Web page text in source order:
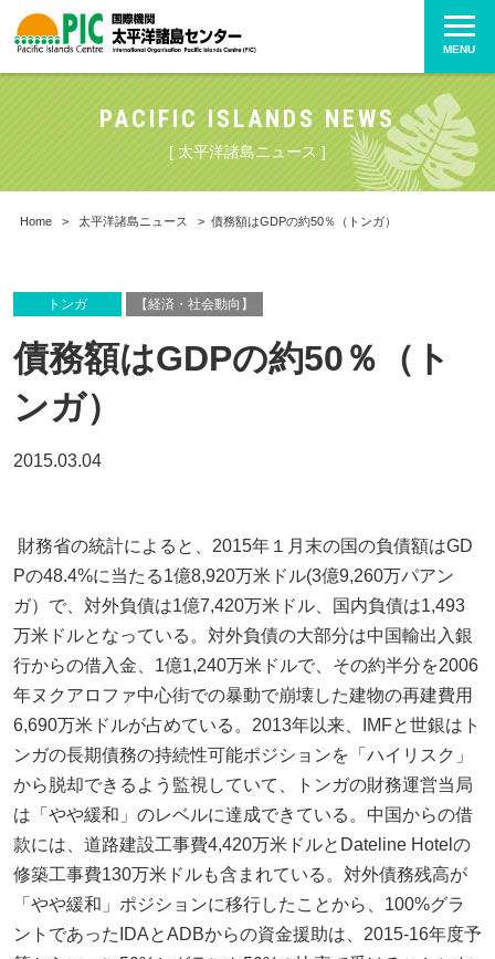
MENU
PACIFIC ISLANDS NEWS
[ 太平洋諸島ニュース ]
Home > 太平洋諸島ニュース > 債務額はGDPの約50％（トンガ）
トンガ 【経済・社会動向】
債務額はGDPの約50％（ト
ンガ）
2015.03.04
財務省の統計によると、2015年１月末の国の負債額はGD
Pの48.4%に当たる1億8,920万米ドル(3億9,260万パアン
ガ）で、対外負債は1億7,420万米ドル、国内負債は1,493
万米ドルとなっている。対外負債の大部分は中国輸出入銀
行からの借入金、1億1,240万米ドルで、その約半分を2006
年ヌクアロファ中心街での暴動で崩壊した建物の再建費用
6,690万米ドルが占めている。2013年以来、IMFと世銀はト
ンガの長期債務の持続性可能ポジションを「ハイリスク」
から脱却できるよう監視していて、トンガの財務運営当局
は「やや緩和」のレベルに達成できている。中国からの借
款には、道路建設工事費4,420万米ドルとDateline Hotelの
修築工事費130万米ドルも含まれている。対外債務残高が
「やや緩和」ポジションに移行したことから、100%グラ
ントであったIDAとADBからの資金援助は、2015‐16年度予